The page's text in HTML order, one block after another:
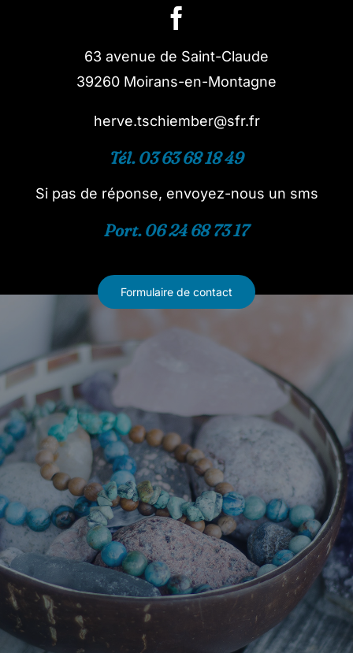
63 avenue de Saint-Claude
39260 Moirans-en-Montagne
herve.tschiember@sfr.fr
Tél. 03 63 68 18 49
Si pas de réponse, envoyez-nous un sms
Port. 06 24 68 73 17
Formulaire de contact